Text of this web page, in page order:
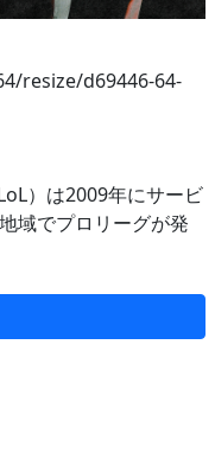
resize/d69446-64-
）は2009年にサービ
域でプロリーグが発